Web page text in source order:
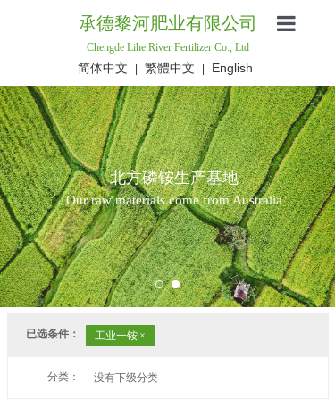
承德黎河肥业有限公司
Chengde Lihe River Fertilizer Co., Ltd
产品中心
资讯服务
关于我们
联系我们
简体中文 繁體中文 English
北方磷铵生产基地
Our raw materials come from Australia
已选条件： 工业一铵 ×
分类： 没有下级分类